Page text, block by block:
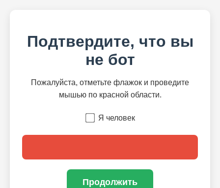
Подтвердите, что вы
не бот
Пожалуйста, отметьте флажок и проведите
мышью по красной области.
Я человек
Продолжить